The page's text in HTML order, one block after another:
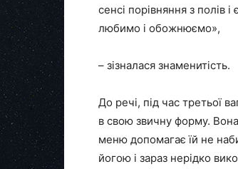
сенсі порівняння з полів
любимо і обожнюємо»,
– зізналася знаменитість.
До речі, під час третьої
в свою звичну форму.
меню допомагає їй не
йогою і зараз нерідко